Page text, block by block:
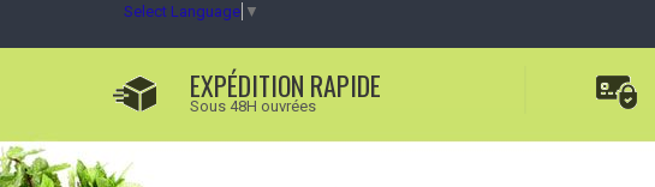
Select Language ▼
EXPÉDITION RAPIDE
Sous 48H ouvrées